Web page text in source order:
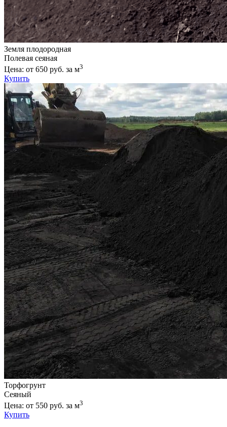
Земля плодородная
Полевая сеяная
Цена: от 650 руб. за м3
Купить
Торфогрунт
Сеяный
Цена: от 550 руб. за м3
Купить